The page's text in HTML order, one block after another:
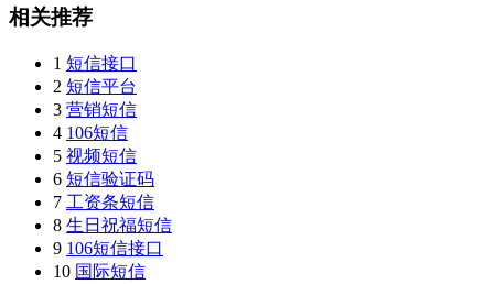
相关推荐
1 短信接口
2 短信平台
3 营销短信
4 106短信
5 视频短信
6 短信验证码
7 工资条短信
8 生日祝福短信
9 106短信接口
10 国际短信